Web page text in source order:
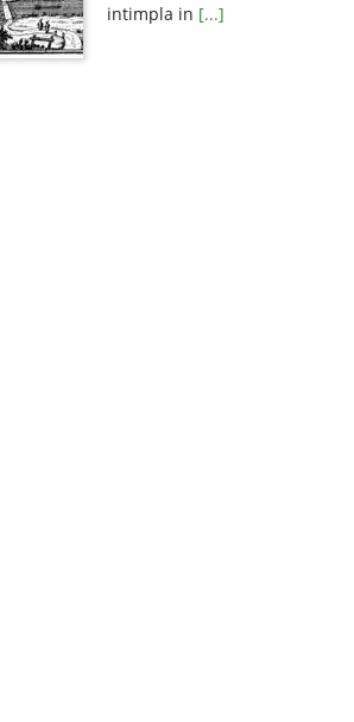
intimpla in [...]